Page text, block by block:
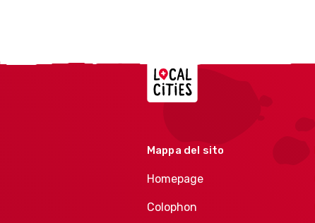
Localcities
Mappa del sito
Homepage
Colophon